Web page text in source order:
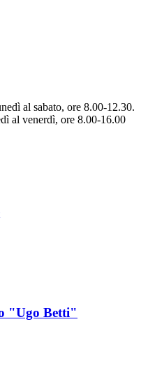
al sabato, ore 8.00-12.30.
al venerdì, ore 8.00-16.00
"Ugo Betti"